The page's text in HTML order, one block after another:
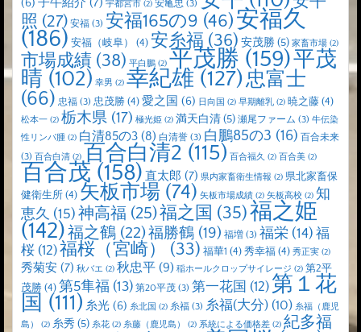
(6) 子牛紹介 (7) 宇都宮市 (2) 安亀忠 (3)
照 (27) 安福 (3) 安福165の9 (46)安福久
(186) 安福（岐阜） (4) 安糸福 (36) 安茂勝 (5) 家畜市場 (2)
市場成績 (38) 平白鵬 (2) 平茂勝 (159)平茂
晴 (102) 幸男 (2) 幸紀雄 (127)忠富士
(66) 忠福 (3) 忠茂勝 (4) 愛之国 (6) 日向国 (2) 早期離乳 (2) 暁之藤 (4)
松本一 (2) 栃木県 (17) 極光姫 (2) 満天白清(5) 瀬尾ファーム (3) 牛伝染
性リンパ腫 (2) 白清85の3 (8) 白清誉 (3) 白鵬85の3 (16) 百合未来
(3) 百合白清 (2) 百合白清2 (115) 百合福久 (2) 百合美 (2)
百合茂 (158) 直太郎 (7) 県内家畜衛生情報 (2) 県北家畜保
健衛生所 (4) 矢板市場 (74) 矢板市場成績 (2) 矢板高校 (2) 知
恵久 (15) 神高福 (25)福之国 (35)福之姫
(142)福之鶴 (22)福勝鶴 (19) 福増 (3) 福栄 (14) 福
桜 (12)福桜（宮崎） (33) 福華1 (4) 秀幸福 (4) 秀正実 (2)
秀菊安 (7) 秋バエ (2) 秋忠平 (9) 稲ホールクロップサイレージ (2) 第2平
茂勝 (4) 第5隼福 (13) 第20平茂 (3) 第一花国 (12) 第１花
国 (111) 糸光 (6) 糸北国 (2) 糸福 (3) 糸福(大分) (10) 糸福（鹿児
島）
(2) 糸秀 (5) 糸花 (2) 糸藤（鹿児島） (2) 系統による価格差 (2) 紀多福